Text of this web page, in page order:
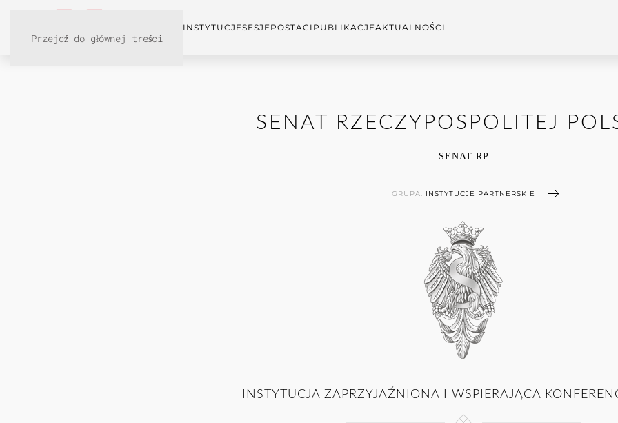
Przejdź do głównej treści
INSTYTUCJESESJEPOSTACI PUBLIKACJEAKTUALNOŚCI
SENAT RZECZYPOSPOLITEJ
SENAT RP
GRUPA: INSTYTUCJE PARTNERSKIE
INSTYTUCJA ZAPRZYJAŹNIONA I WSPIERAJĄCA